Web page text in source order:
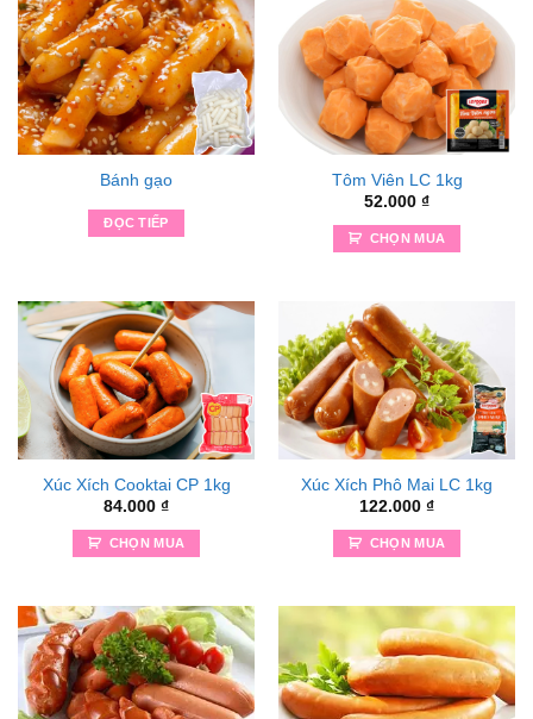
Bánh gạo
ĐỌC TIẾP
Tôm Viên LC 1kg
52.000 ₫
CHỌN MUA
Xúc Xích Cooktai CP 1kg
84.000 ₫
CHỌN MUA
Xúc Xích Phô Mai LC 1kg
122.000 ₫
CHỌN MUA